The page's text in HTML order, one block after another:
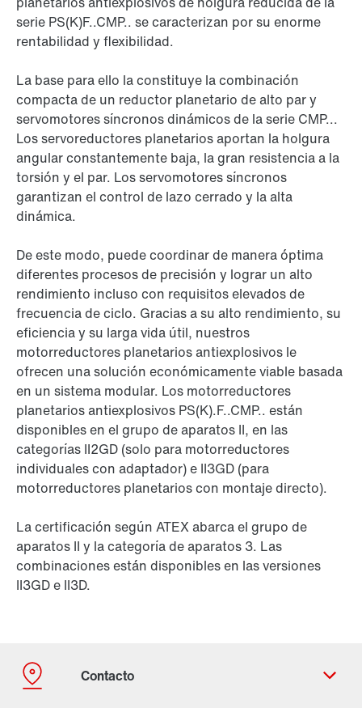
serie PS(K)F..CMP.. se caracterizan por su enorme
rentabilidad y flexibilidad.
La base para ello la constituye la combinación
compacta de un reductor planetario de alto par y
servomotores síncronos dinámicos de la serie CMP...
Los servoreductores planetarios aportan la holgura
angular constantemente baja, la gran resistencia a la
torsión y el par. Los servomotores síncronos
garantizan el control de lazo cerrado y la alta
dinámica.
De este modo, puede coordinar de manera óptima
diferentes procesos de precisión y lograr un alto
rendimiento incluso con requisitos elevados de
frecuencia de ciclo. Gracias a su alto rendimiento, su
eficiencia y su larga vida útil, nuestros
motorreductores planetarios antiexplosivos le
ofrecen una solución económicamente viable basada
en un sistema modular. Los motorreductores
planetarios antiexplosivos PS(K).F..CMP.. están
disponibles en el grupo de aparatos II, en las
categorías II2GD (solo para motorreductores
individuales con adaptador) e II3GD (para
motorreductores planetarios con montaje directo).
La certificación según ATEX abarca el grupo de
aparatos II y la categoría de aparatos 3. Las
combinaciones están disponibles en las versiones
II3GD e II3D.